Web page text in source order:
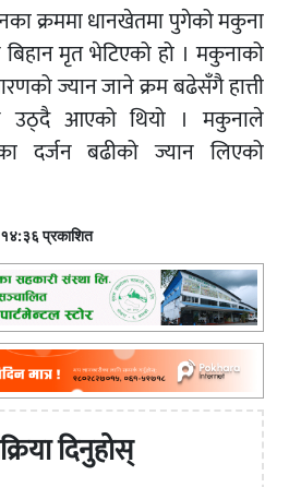
क्रममा धानखेतमा पुगेको मकुना
बिहान मृत भेटिएको हो । मकुनाको
ज्यान जाने क्रम बढेसँगै हात्ती
उठ्दै आएको थियो । मकुनाले
दर्जन बढीको ज्यान लिएको
प्रकाशित
दिनुहोस्